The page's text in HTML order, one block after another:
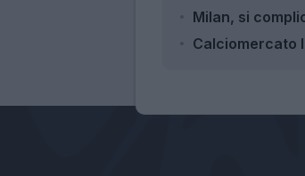
Milan, si
Calciomercato